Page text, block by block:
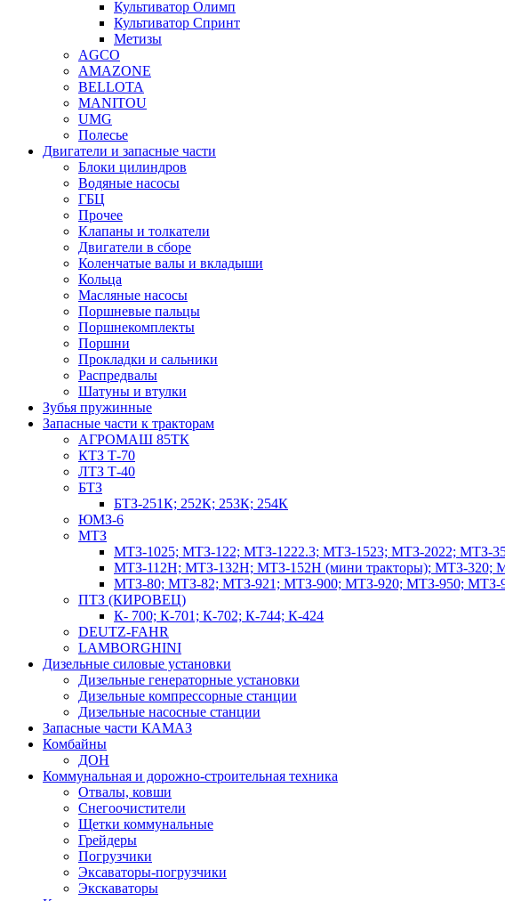
Культиватор Олимп
Культиватор Спринт
Метизы
AGCO
AMAZONE
BELLOTA
MANITOU
UMG
Полесье
Двигатели и запасные части
Блоки цилиндров
Водяные насосы
ГБЦ
Прочее
Клапаны и толкатели
Двигатели в сборе
Коленчатые валы и вкладыши
Кольца
Масляные насосы
Поршневые пальцы
Поршнекомплекты
Поршни
Прокладки и сальники
Распредвалы
Шатуны и втулки
Зубья пружинные
Запасные части к тракторам
АГРОМАШ 85ТК
КТЗ Т-70
ЛТЗ Т-40
БТЗ
БТЗ-251К; 252К; 253К; 254К
ЮМЗ-6
МТЗ
МТЗ-1025; МТЗ-122; МТЗ-1222.3; МТЗ-1523; МТЗ-2022; МТЗ-
МТЗ-112Н; МТЗ-132Н; МТЗ-152Н (мини тракторы); МТЗ-320;
МТЗ-80; МТЗ-82; МТЗ-921; МТЗ-900; МТЗ-920; МТЗ-950; МТЗ-
ПТЗ (КИРОВЕЦ)
К- 700; К-701; К-702; К-744; К-424
DEUTZ-FAHR
LAMBORGHINI
Дизельные силовые установки
Дизельные генераторные установки
Дизельные компрессорные станции
Дизельные насосные станции
Запасные части КАМАЗ
Комбайны
ДОН
Коммунальная и дорожно-строительная техника
Отвалы, ковши
Снегоочистители
Щетки коммунальные
Грейдеры
Погрузчики
Эксаваторы-погрузчики
Экскаваторы